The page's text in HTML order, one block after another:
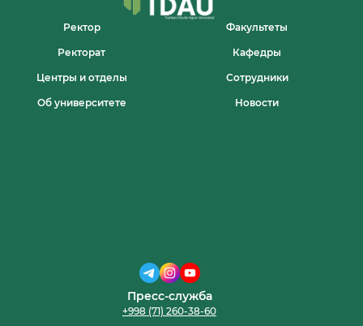
KO‘NIKMALARNI
SHAKLLANTIRISH
YO‘LIDA
Ректор Факультеты
Ректорат Кафедры
Центры и отделы Сотрудники
Об университете Новости
Пресс-служба
+998 (71) 260-38-60